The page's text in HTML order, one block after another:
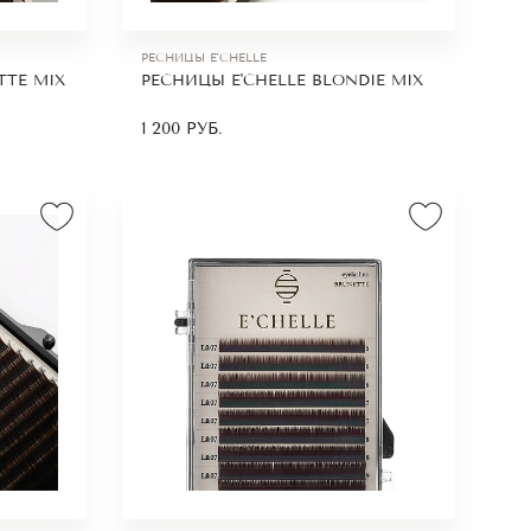
но и
MIX
РЕСНИЦЫ E'CHELLE
РЕСНИЦЫ E'CHELLE BLONDIE MIX
1 200РУБ.